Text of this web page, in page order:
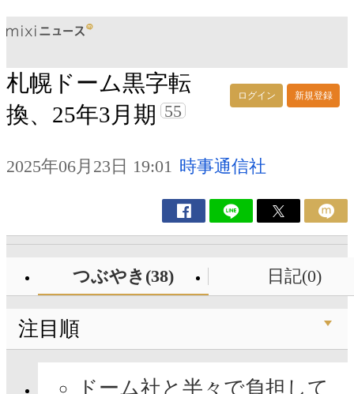
ログイン 新規登録
札幌ドーム黒字転
換、25年3月期 55
2025年06月23日 19:01 時事通信社
つぶやき(38) 日記(0)
注目順
ドーム社と半々で負担して